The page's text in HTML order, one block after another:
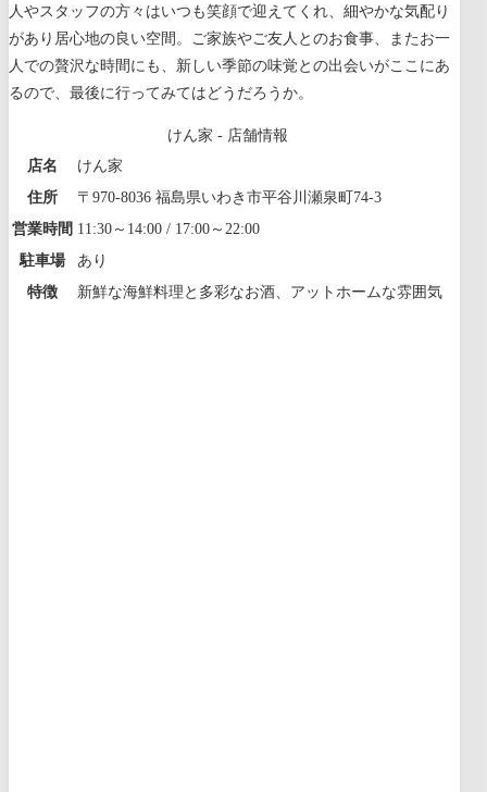
人やスタッフの方々はいつも笑顔で迎えてくれ、細やかな気配り
があり 居心地の良い空間。 ご家族やご友人とのお食事、またお一
人での贅沢な時間にも、 新しい季節の味覚との出会いがここにあ
るので、最後に行ってみてはどうだろうか。
けん家 - 店舗情報
店名
けん家
住所
〒970-8036 福島県いわき市平谷川瀬泉町74-3
営業時間 11:30～14:00 / 17:00～22:00
駐車場
あり
特徴
新鮮な海鮮料理と多彩なお酒、アットホームな雰囲気